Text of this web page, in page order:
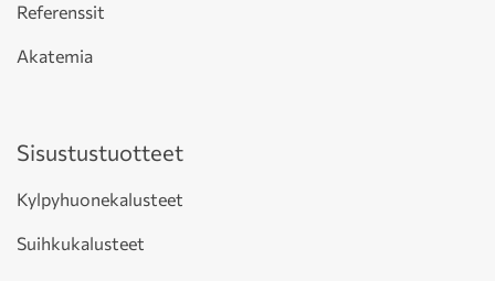
Referenssit
Akatemia
Sisustustuotteet
Kylpyhuonekalusteet
Suihkukalusteet